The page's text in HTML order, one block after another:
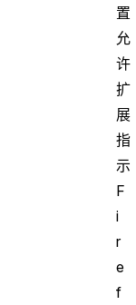
置
允
许
扩
展
指
示
F
i
r
e
f